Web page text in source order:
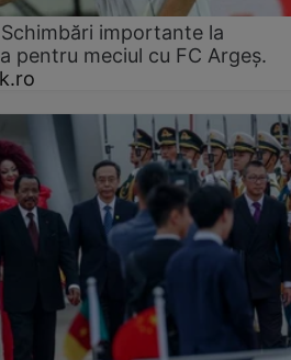
importante la
pentru meciul cu FC Argeş.